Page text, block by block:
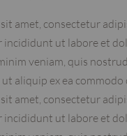
amet, consectetur
incididunt ut labore et
veniam, quis
aliquip ex ea commodo
amet, consectetur
incididunt ut labore et